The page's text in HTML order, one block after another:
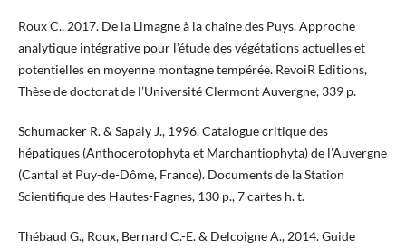
Roux C., 2017. De la Limagne à la chaîne des Puys. Approche
analytique intégrative pour l’étude des végétations actuelles et
potentielles en moyenne montagne tempérée. RevoiR Editions,
Thèse de doctorat de l’Université Clermont Auvergne, 339 p.
Schumacker R. & Sapaly J., 1996. Catalogue critique des
hépatiques (Anthocerotophyta et Marchantiophyta) de l’Auvergne
(Cantal et Puy-de-Dôme, France). Documents de la Station
Scientifique des Hautes-Fagnes, 130 p., 7 cartes h. t.
Thébaud G., Roux, Bernard C.-E. & Delcoigne A., 2014. Guide